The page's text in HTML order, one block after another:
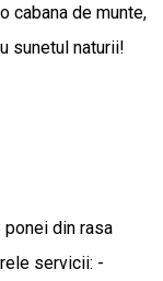
cabana de munte,
sunetul naturii!
din rasa
servicii: -